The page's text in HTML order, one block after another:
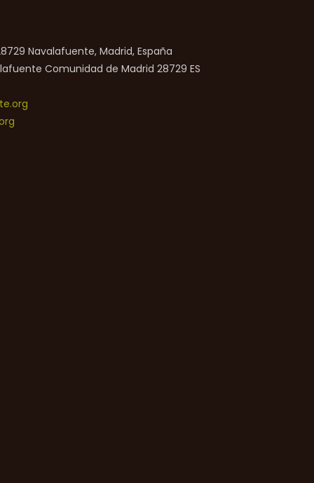
Navalafuente, Madrid, España
Comunidad de Madrid 28729 ES